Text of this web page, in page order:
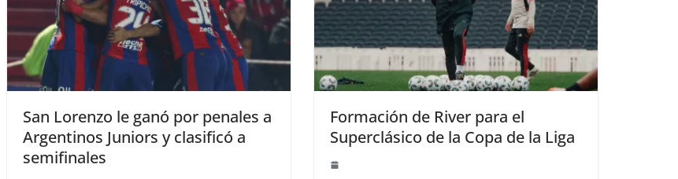
San Lorenzo le ganó por penales a
Argentinos Juniors y clasificó a
semifinales
Formación de River para el
Superclásico de la Copa de la Liga